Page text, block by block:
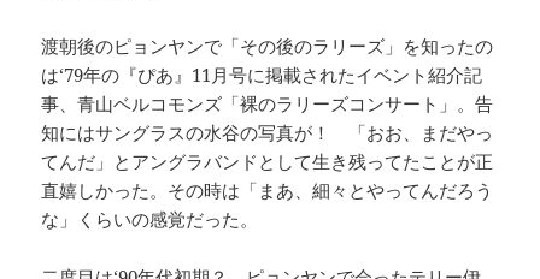
渡朝後のピョンヤンで「その後のラリーズ」を知ったの
は‘79年の『ぴあ』11月号に掲載されたイベント紹介記
事、青山ベルコモンズ「裸のラリーズコンサート」。告
知にはサングラスの水谷の写真が！ 「おお、まだやっ
てんだ」とアングラバンドとして生き残ってたことが正
直嬉しかった。その時は「まあ、細々とやってんだろう
な」くらいの感覚だった。